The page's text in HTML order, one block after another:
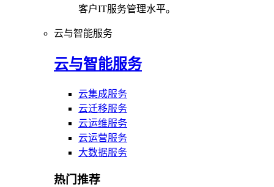
客户IT服务管理水平。
云与智能服务
云与智能服务
云集成服务
云迁移服务
云运维服务
云运营服务
大数据服务
热门推荐